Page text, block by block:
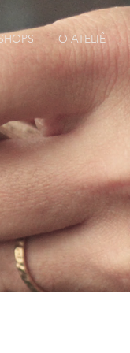
O ATELIÊ